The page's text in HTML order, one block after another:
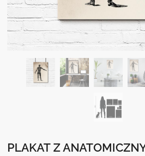
PLAKAT Z